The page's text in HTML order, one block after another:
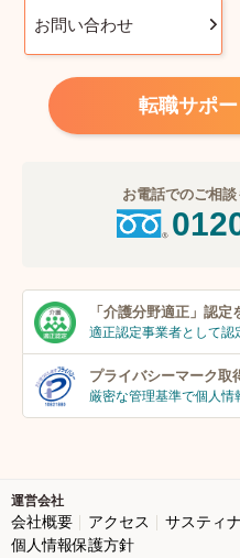
お問い合わせ
転職サポ
お電話でのご相
「介護分野適正」 認定
適正認定事業者として認
プライバシーマーク取
厳密な管理基準で個人情
運営会社
会社概要 アクセス サスティ
個人情報保護方針